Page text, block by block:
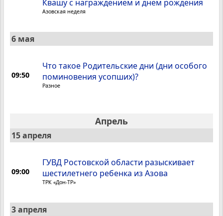
Квашу с награждением и днем рождения
Азовская неделя
6 мая
09:50
Что такое Родительские дни (дни особого
поминовения усопших)?
Разное
Апрель
15 апреля
09:00
ГУВД Ростовской области разыскивает
шестилетнего ребенка из Азова
ТРК «Дон-ТР»
3 апреля